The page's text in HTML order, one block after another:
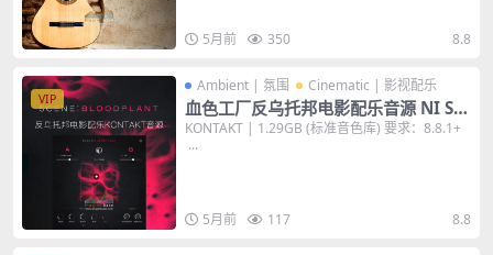
5月前 350 8.8
VIP
Ambient | 氛围 Cinematic | 影视配乐
血色工厂反乌托邦电影配乐音源 NI Sc
ene Bloodplant v1.0.1 KONTAKT 音
色库
KONTAKT | 1.29GB (标准音色库) 要求：8.8.1+
...
5月前 117 8.8